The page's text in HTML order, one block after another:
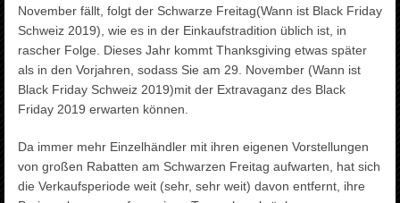
November fällt, folgt der Schwarze Freitag(Wann ist Black Friday
Schweiz 2019), wie es in der Einkaufstradition üblich ist, in
rascher Folge. Dieses Jahr kommt Thanksgiving etwas später
als in den Vorjahren, sodass Sie am 29. November (Wann ist
Black Friday Schweiz 2019)mit der Extravaganz des Black
Friday 2019 erwarten können.
Da immer mehr Einzelhändler mit ihren eigenen Vorstellungen
von großen Rabatten am Schwarzen Freitag aufwarten, hat sich
die Verkaufsperiode weit (sehr, sehr weit) davon entfernt, ihre